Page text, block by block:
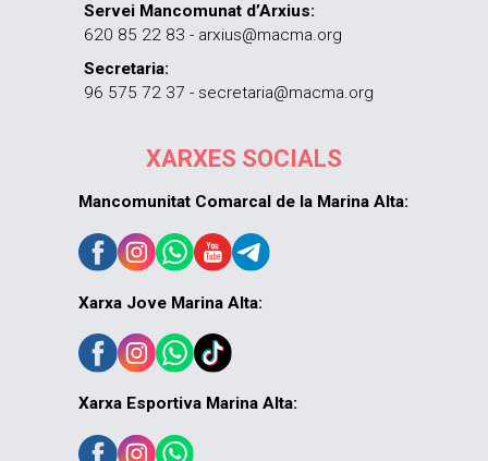
Servei Mancomunat d’Arxius:
620 85 22 83 - arxius@macma.org
Secretaria:
96 575 72 37 - secretaria@macma.org
XARXES SOCIALS
Mancomunitat Comarcal de la Marina Alta:
Xarxa Jove Marina Alta:
Xarxa Esportiva Marina Alta: